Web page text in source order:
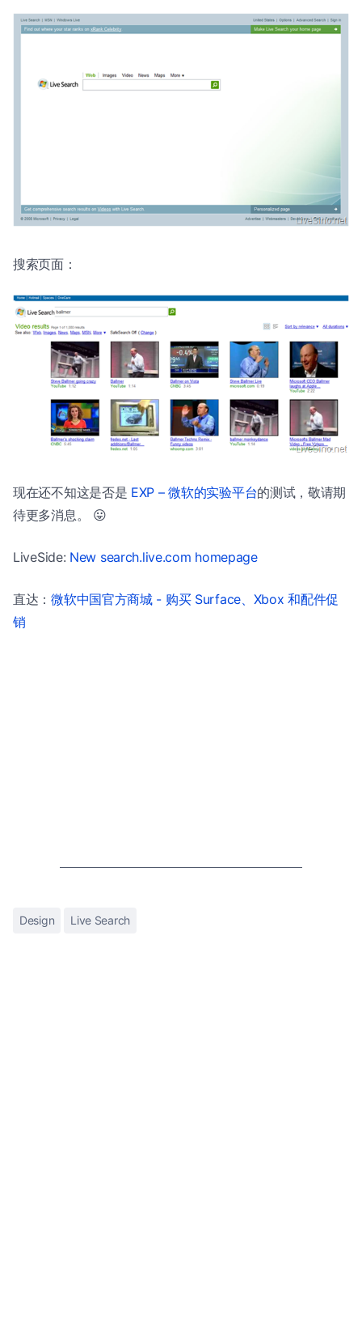
搜索页面：
现在还不知这是否是 EXP – 微软的实验平台的测试，敬请期
待更多消息。 😛
LiveSide: New search.live.com homepage
直达：微软中国官方商城 - 购买 Surface、Xbox 和配件促
销
Design Live Search